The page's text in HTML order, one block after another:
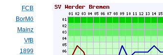
FCB
BorMö
Mainz
VfB
1899